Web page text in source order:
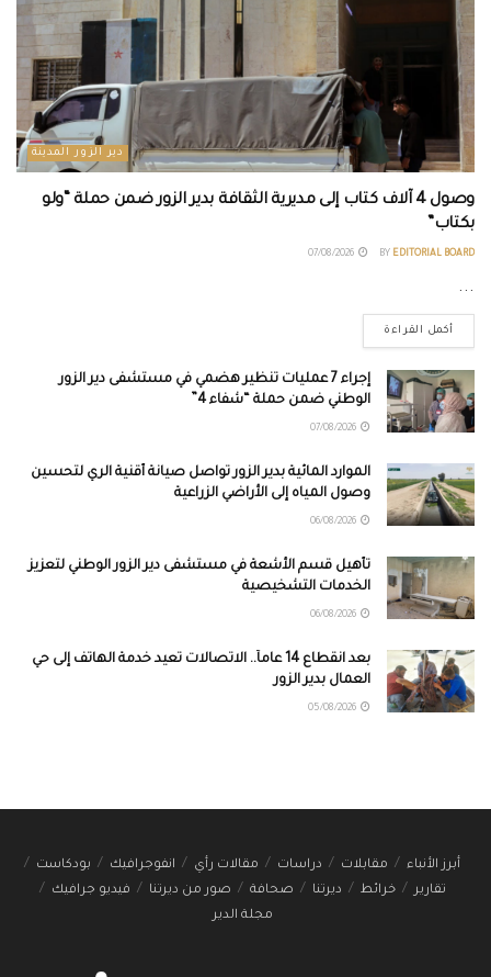
دير الزور المدينة
وصول 4 آلاف كتاب إلى مديرية الثقافة بدير الزور ضمن حملة “ولو
بكتاب”
BY EDITORIAL BOARD
...
أكمل القراءة
إجراء 7 عمليات تنظير هضمي في مستشفى دير الزور
الوطني ضمن حملة “شفاء 4”
الموارد المائية بدير الزور تواصل صيانة أقنية الري لتحسين
وصول المياه إلى الأراضي الزراعية
تأهيل قسم الأشعة في مستشفى دير الزور الوطني لتعزيز
الخدمات التشخيصية
بعد انقطاع 14 عاماً.. الاتصالات تعيد خدمة الهاتف إلى حي
العمال بدير الزور
أبرز الأنباء مقابلات دراسات مقالات رأي انفوجرافيك
بودكاست
تقارير
خرائط ديرتنا صحافة صور من ديرتنا
فيديو جرافيك
مجلة الدير